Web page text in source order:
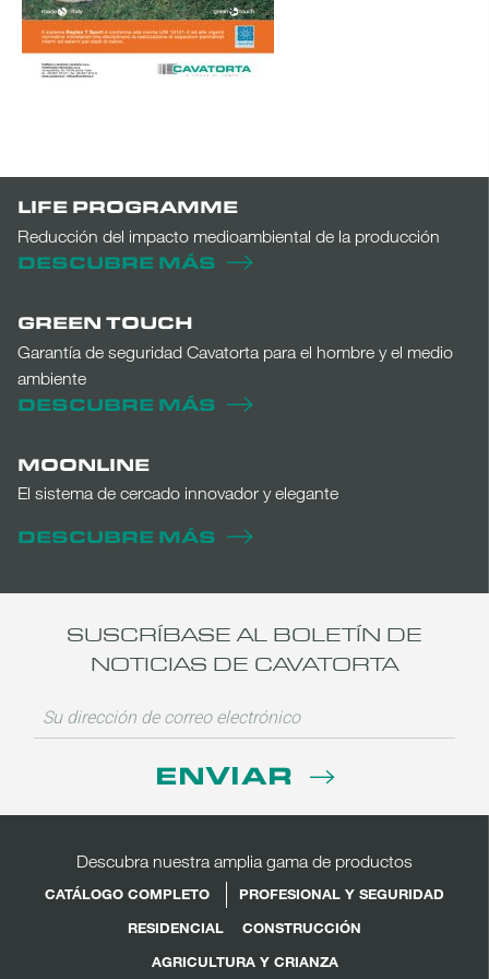
LIFE PROGRAMME
Reducción del impacto medioambiental de la producción
DESCUBRE MÁS
GREEN TOUCH
Garantía de seguridad Cavatorta para el hombre y el medio
ambiente
DESCUBRE MÁS
MOONLINE
El sistema de cercado innovador y elegante
DESCUBRE MÁS
SUSCRÍBASE AL BOLETÍN DE
NOTICIAS DE CAVATORTA
ENVIAR
Descubra nuestra amplia gama de productos
CATÁLOGO COMPLETO
PROFESIONAL Y SEGURIDAD
RESIDENCIAL
CONSTRUCCIÓN
AGRICULTURA Y CRIANZA